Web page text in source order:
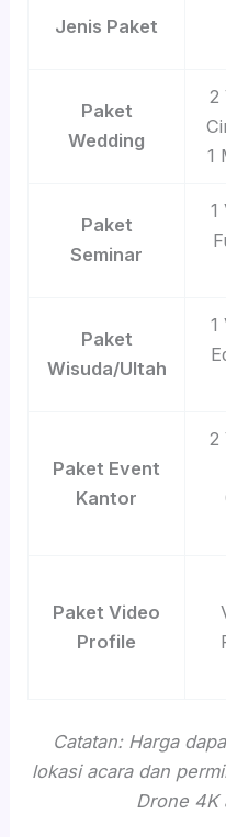
Jenis Paket
Paket
Wedding
2
1
Paket
Seminar
1
Paket
Wisuda/Ultah
1
Paket Event
Kantor
2
Paket Video
Profile
Catatan: Harga
lokasi acara dan
Drone 4K